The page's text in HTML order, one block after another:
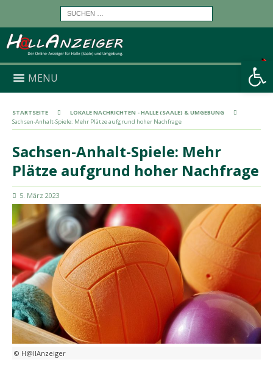
Werkzeugleiste öffnen
MENU
STARTSEITE
LOKALE NACHRICHTEN - HALLE (SAALE) & UMGEBUNG
Sachsen-Anhalt-Spiele: Mehr Plätze aufgrund hoher Nachfrage
Sachsen-Anhalt-Spiele: Mehr
Plätze aufgrund hoher Nachfrage
5. März 2023
© H@llAnzeiger